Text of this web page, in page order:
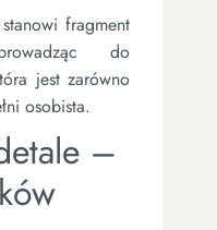
fragment
do
jest zarówno
osobista.
–